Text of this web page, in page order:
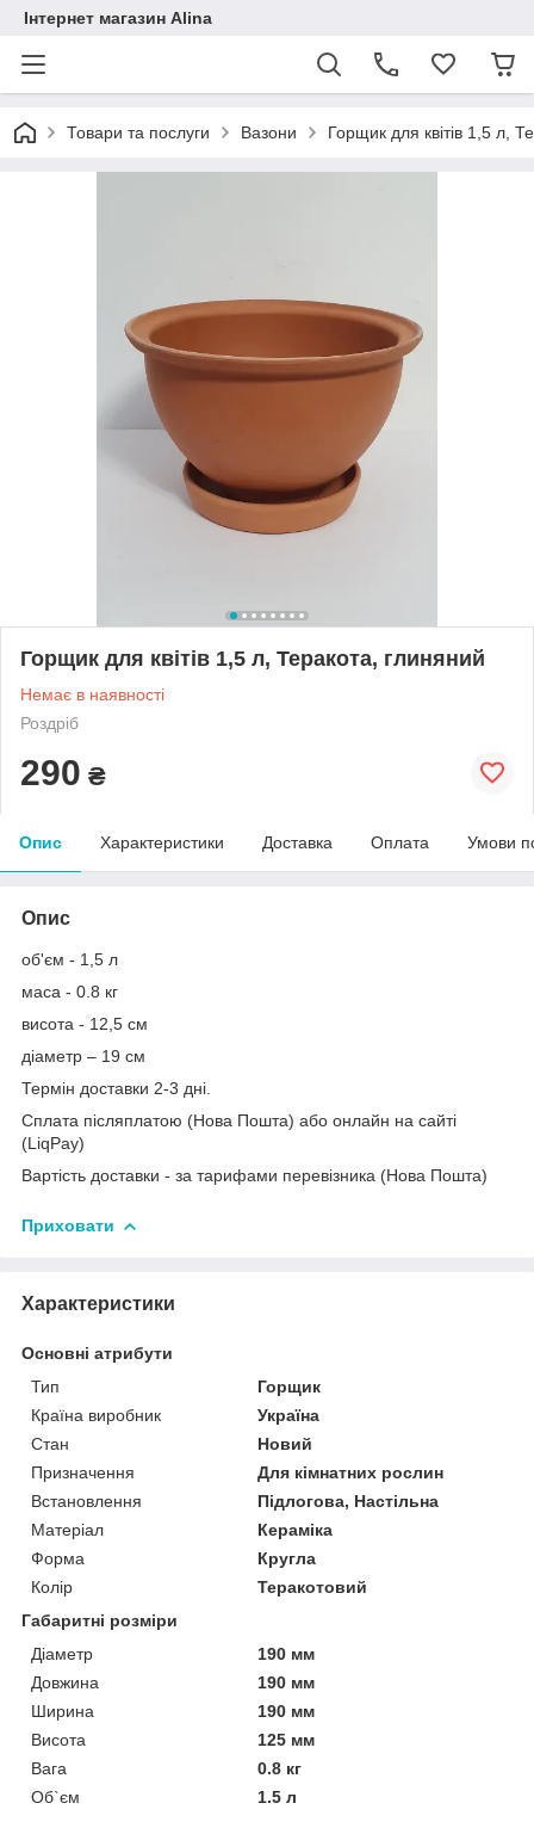
Інтернет магазин Alina
Товари та послуги Вазони Горщик для квітів 1,5 л,
Горщик для квітів 1,5 л, Теракота, глиняний
Немає в наявності
Роздріб
290 ₴
Опис Характеристики Доставка Оплата Умови
Опис
об'єм - 1,5 л
маса - 0.8 кг
висота - 12,5 см
діаметр – 19 см
Термін доставки 2-3 дні.
Сплата післяплатою (Нова Пошта) або онлайн на сайті
(LiqPay)
Вартість доставки - за тарифами перевізника (Нова Пошта)
Приховати
Характеристики
Основні атрибути
Тип
Горщик
Країна виробник
Україна
Стан
Новий
Призначення
Для кімнатних рослин
Встановлення
Підлогова, Настільна
Матеріал
Кераміка
Форма
Кругла
Колір
Теракотовий
Габаритні розміри
Діаметр
190 мм
Довжина
190 мм
Ширина
190 мм
Висота
125 мм
Вага
0.8 кг
Об`єм
1.5 л